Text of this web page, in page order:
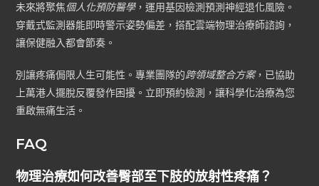
未來將聚焦個人化預防醫學，運用基因檢測預測神經退化風險。
穿戴式監測器能即時警示姿勢偏差，搭配雲端物理治療師諮詢，
讓保健融入都會節奏。
別讓疼痛侷限人生可能性。專業團隊的跨領域整合方案，已協助
上萬港人擺脫反覆發作困擾。立即預約檢測，讓科學化治療為您
重啟無痛生活。
FAQ
物理治療如何改善臀部至下肢的放射性疼痛？